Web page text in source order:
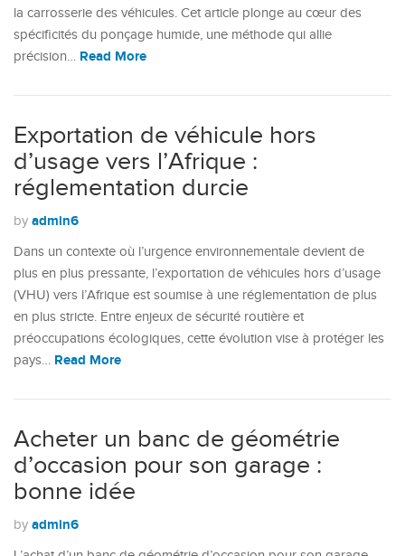
la carrosserie des véhicules. Cet article plonge au cœur des
spécificités du ponçage humide, une méthode qui allie
précision… Read More
Exportation de véhicule hors
d’usage vers l’Afrique :
réglementation durcie
by admin6
Dans un contexte où l’urgence environnementale devient de
plus en plus pressante, l’exportation de véhicules hors d’usage
(VHU) vers l’Afrique est soumise à une réglementation de plus
en plus stricte. Entre enjeux de sécurité routière et
préoccupations écologiques, cette évolution vise à protéger les
pays… Read More
Acheter un banc de géométrie
d’occasion pour son garage :
bonne idée
by admin6